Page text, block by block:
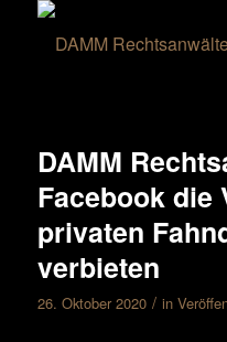
DAMM
Facebook die
privaten
verbieten
26. Oktober 2020 / in